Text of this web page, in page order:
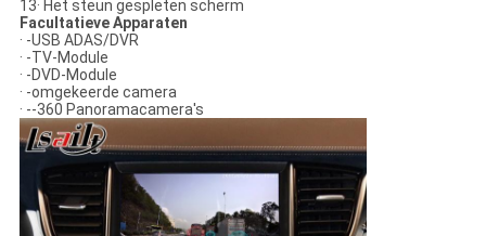
13· Het steun gespleten scherm
Facultatieve Apparaten
· -USB ADAS/DVR
· -TV-Module
· -DVD-Module
· -omgekeerde camera
· --360 Panoramacamera's